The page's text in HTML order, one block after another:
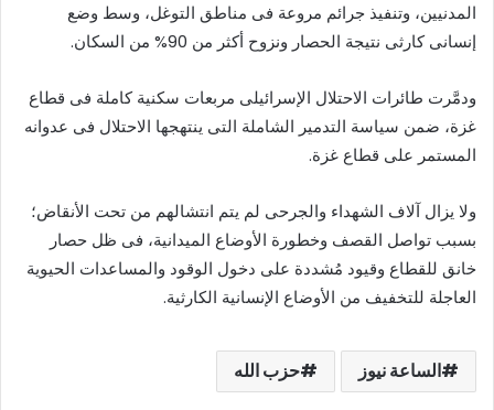
المدنيين، وتنفيذ جرائم مروعة فى مناطق التوغل، وسط وضع
إنسانى كارثى نتيجة الحصار ونزوح أكثر من 90% من السكان.
ودمَّرت طائرات الاحتلال الإسرائيلى مربعات سكنية كاملة فى قطاع
غزة، ضمن سياسة التدمير الشاملة التى ينتهجها الاحتلال فى عدوانه
المستمر على قطاع غزة.
ولا يزال آلاف الشهداء والجرحى لم يتم انتشالهم من تحت الأنقاض؛
بسبب تواصل القصف وخطورة الأوضاع الميدانية، فى ظل حصار
خانق للقطاع وقيود مُشددة على دخول الوقود والمساعدات الحيوية
العاجلة للتخفيف من الأوضاع الإنسانية الكارثية.
الساعة نيوز حزب الله